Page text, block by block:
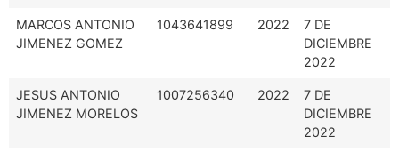
MARCOS ANTONIO
JIMENEZ GOMEZ
1043641899 2022
7 DE
DICIEMBRE
2022
JESUS ANTONIO
JIMENEZ MORELOS
1007256340 2022
7 DE
DICIEMBRE
2022